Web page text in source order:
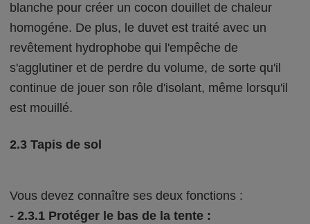
blanche pour créer un cocon douillet de chaleur
homogéne. De plus, le duvet est traité avec un
revêtement hydrophobe qui l'empêche de
s'agglutiner et de perdre du volume, de sorte qu'il
continue de jouer son rôle d'isolant, même lorsqu'il
est mouillé.
2.3 Tapis de sol
Vous devez connaître ses deux fonctions :
- 2.3.1 Protéger le bas de la tente :